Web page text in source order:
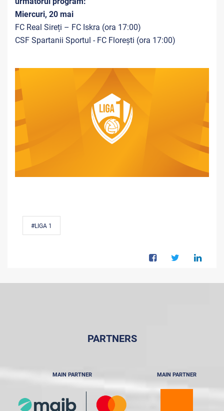
Miercuri, 20 mai
FC Real Sireți – FC Iskra (ora 17:00)
CSF Spartanii Sportul - FC Florești (ora 17:00)
#LIGA 1
PARTNERS
MAIN PARTNER MAIN PARTNER